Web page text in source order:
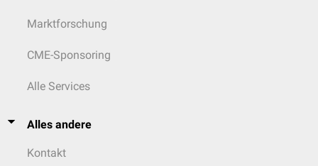
Marktforschung
CME-Sponsoring
Alle Services
Alles andere
Kontakt